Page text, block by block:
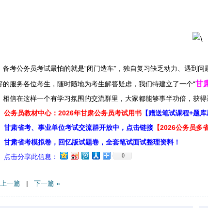
公务员考试最怕的就是“闭门造车”，独自复习缺乏动力、遇到问
的服务各位考生，随时随地为考生解答疑虑，我们特建立了一个“甘
相信在这样一个有学习氛围的交流群里，大家都能够事半功倍，获
公务员教材中心：2026年甘肃公务员考试用书 【赠送笔试课程+题
甘肃省考、事业单位考试交流群开放中，点击链接 【2026公务员多
甘肃省考模拟卷，回忆版试题卷，全套笔试面试整理资料！
点击分享此信息：
0
一篇 | 下一篇 »